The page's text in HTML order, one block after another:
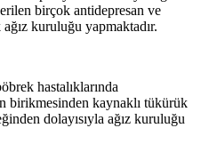
birçok antidepresan ve
kuruluğu yapmaktadır.
hastalıklarında
birikmesinden kaynaklı tükürük
dolayısıyla ağız kuruluğu